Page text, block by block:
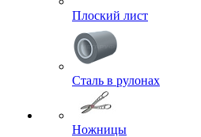
Плоский лист
Сталь в рулонах
Ножницы